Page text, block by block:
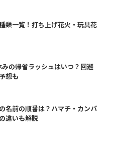
類一覧！打ち上げ花火・玩具花
みの帰省ラッシュはいつ？回避
想も
名前の順番は？ハマチ・カンパ
違いも解説